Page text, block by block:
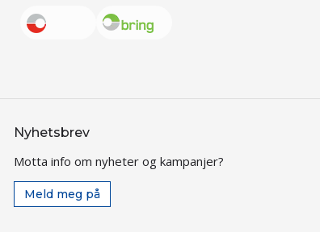
Nyhetsbrev
Motta info om nyheter og kampanjer?
Meld meg på